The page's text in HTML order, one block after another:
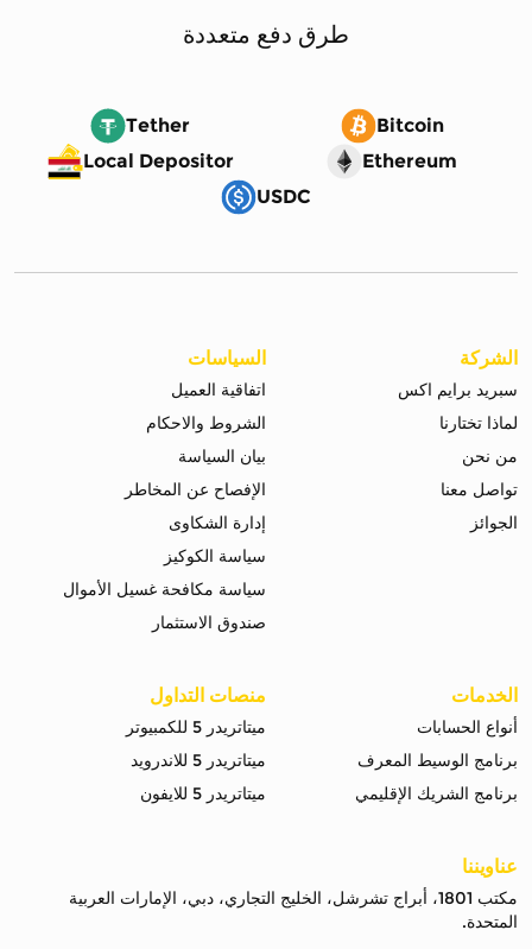
طرق دفع متعددة
Tether
Bitcoin
Local Depositor
Ethereum
USDC
الشركة
سبريد برايم اكس
لماذا تختارنا
من نحن
تواصل معنا
الجوائز
السياسات
اتفاقية العميل
الشروط والاحكام
بيان السياسة
الإفصاح عن المخاطر
إدارة الشكاوى
سياسة الكوكيز
سياسة مكافحة غسيل الأموال
صندوق الاستثمار
الخدمات
أنواع الحسابات
برنامج الوسيط المعرف
برنامج الشريك الإقليمي
منصات التداول
ميتاتريدر 5 للكمبيوتر
ميتاتريدر 5 للاندرويد
ميتاتريدر 5 للايفون
عناويننا
مكتب 1801، أبراج تشرشل، الخليج التجاري، دبي، الإمارات العربية
المتحدة.